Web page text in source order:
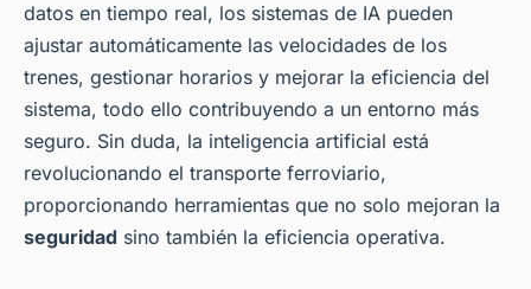
datos en tiempo real, los sistemas de IA pueden
ajustar automáticamente las velocidades de los
trenes, gestionar horarios y mejorar la eficiencia del
sistema, todo ello contribuyendo a un entorno más
seguro. Sin duda, la inteligencia artificial está
revolucionando el transporte ferroviario,
proporcionando herramientas que no solo mejoran la
seguridad sino también la eficiencia operativa.